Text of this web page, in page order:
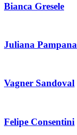
Bianca Gresele
Juliana Pampana
Vagner Sandoval
Felipe Consentini